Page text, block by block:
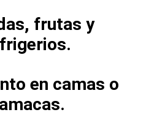
frutas y
en camas o